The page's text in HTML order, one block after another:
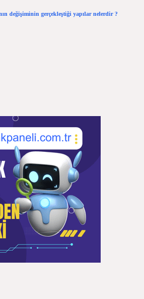
değişiminin gerçekleştiği yapılar nelerdir ?